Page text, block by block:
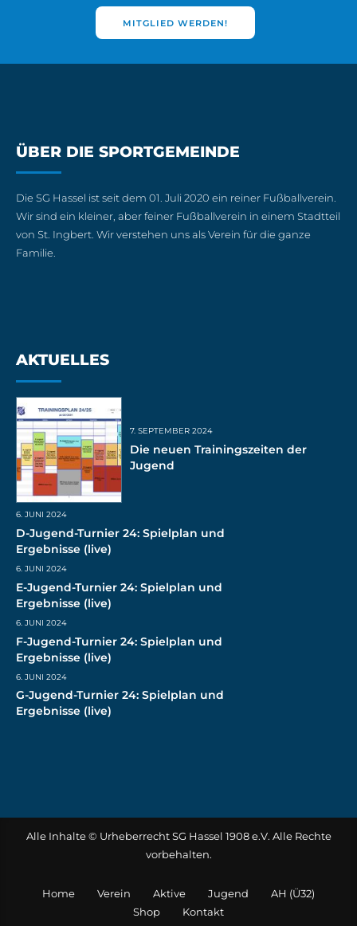
MITGLIED WERDEN!
ÜBER DIE SPORTGEMEINDE
Die SG Hassel ist seit dem 01. Juli 2020 ein reiner Fußballverein.
Wir sind ein kleiner, aber feiner Fußballverein in einem Stadtteil
von St. Ingbert. Wir verstehen uns als Verein für die ganze
Familie.
AKTUELLES
7. SEPTEMBER 2024
Die neuen Trainingszeiten der
Jugend
6. JUNI 2024
D-Jugend-Turnier 24: Spielplan und
Ergebnisse (live)
6. JUNI 2024
E-Jugend-Turnier 24: Spielplan und
Ergebnisse (live)
6. JUNI 2024
F-Jugend-Turnier 24: Spielplan und
Ergebnisse (live)
6. JUNI 2024
G-Jugend-Turnier 24: Spielplan und
Ergebnisse (live)
Alle Inhalte © Urheberrecht SG Hassel 1908 e.V. Alle Rechte
vorbehalten.
Home Verein Aktive Jugend
AH (Ü32)
Shop
Kontakt